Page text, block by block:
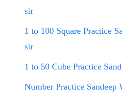
sir
1 to 100 Square Practice
sir
1 to 50 Cube Practice
Number Practice Sandeep